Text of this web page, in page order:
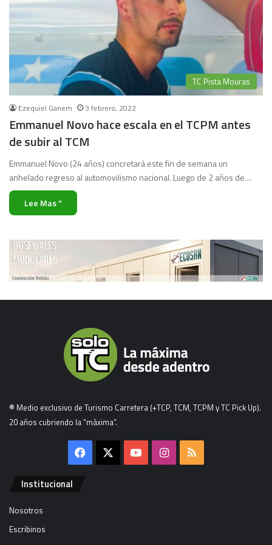
TC Pista Mouras
Ezequiel Ganem 3 febrero, 2022
Emmanuel Novo hace escala en el TCPM antes
de subir al TCM
Emmanuel Novo (24 años) concretará este fin de semana un
anhelado regreso al automovilismo nacional. Luego de 2 años de…
Lee Mas "
® Medio exclusivo de Turismo Carretera (+TCP, TCM, TCPM y TC Pick Up).
20 años cubriendo la “máxima”.
Facebook YouTubeInstagram
RSS
Institucional
Nosotros
Escribinos